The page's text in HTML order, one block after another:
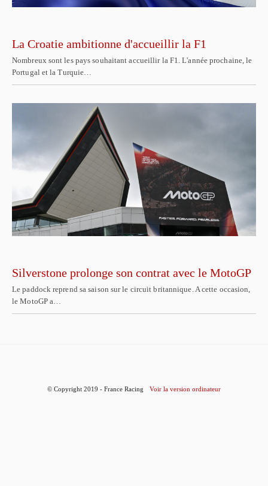
La Croatie ambitionne d'accueillir la F1
Nombreux sont les pays souhaitant accueillir la F1. L'année prochaine, le
Portugal et la Turquie…
Silverstone prolonge son contrat avec le MotoGP
Le paddock reprend sa saison sur le circuit britannique. A cette occasion,
le MotoGP a…
© Copyright 2019 - France Racing Voir la version ordinateur